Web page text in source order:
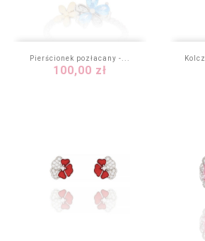
Pierścionek pozłacany -...
Cena
100,00 zł